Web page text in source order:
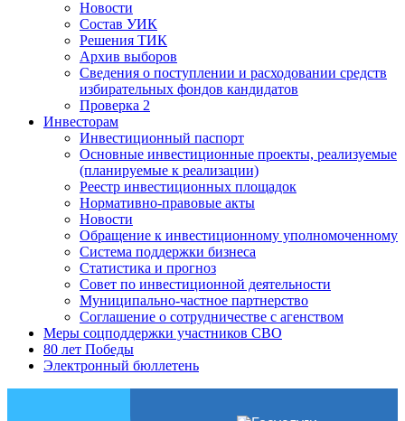
Новости
Состав УИК
Решения ТИК
Архив выборов
Сведения о поступлении и расходовании средств
избирательных фондов кандидатов
Проверка 2
Инвесторам
Инвестиционный паспорт
Основные инвестиционные проекты, реализуемые
(планируемые к реализации)
Реестр инвестиционных площадок
Нормативно-правовые акты
Новости
Обращение к инвестиционному уполномоченному
Система поддержки бизнеса
Статистика и прогноз
Совет по инвестиционной деятельности
Муниципально-частное партнерство
Соглашение о сотрудничестве с агенством
Меры соцподдержки участников СВО
80 лет Победы
Электронный бюллетень